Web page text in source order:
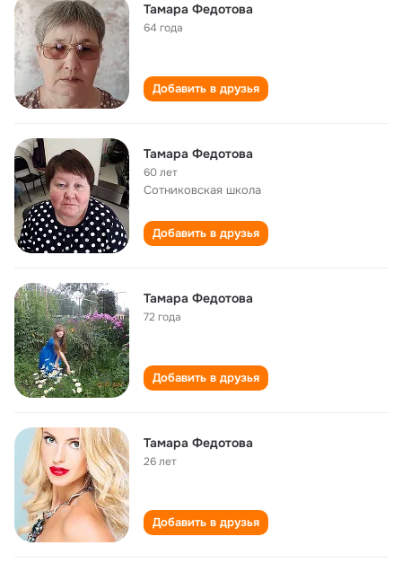
Тамара Федотова
64 года
Добавить в друзья
Тамара Федотова
60 лет
Сотниковская школа
Добавить в друзья
Тамара Федотова
72 года
Добавить в друзья
Тамара Федотова
26 лет
Добавить в друзья